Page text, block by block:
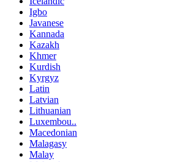
Igbo
Javanese
Kannada
Kazakh
Khmer
Kurdish
Kyrgyz
Latin
Latvian
Lithuanian
Luxembou..
Macedonian
Malagasy
Malay